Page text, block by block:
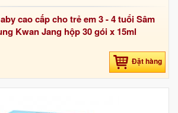
cao cấp cho trẻ em 3 - 4 tuổi Sâm
Kwan Jang hộp 30 gói x 15ml
Đặt hàng